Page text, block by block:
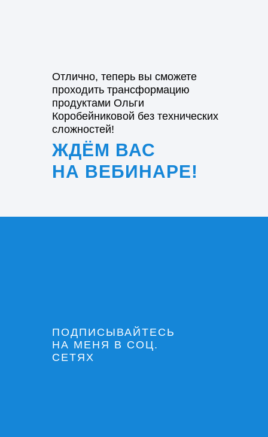
ЖДЁМ ВАС
НА ВЕБИНАРЕ!
Отлично, теперь вы сможете
проходить трансформацию
продуктами Ольги
Коробейниковой без технических
сложностей!
ПОДПИСЫВАЙТЕСЬ
НА МЕНЯ В СОЦ.
СЕТЯХ